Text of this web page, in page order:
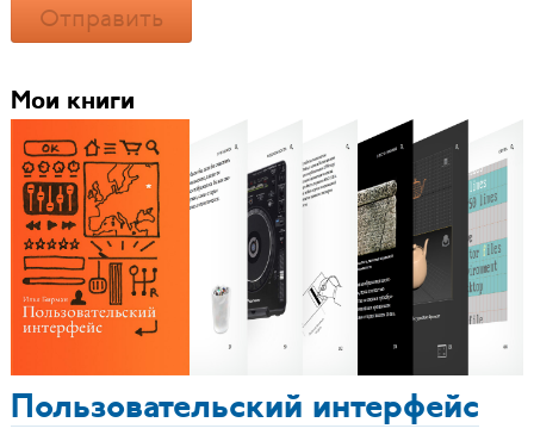
Отправить
Мои книги
Пользовательский интерфейс